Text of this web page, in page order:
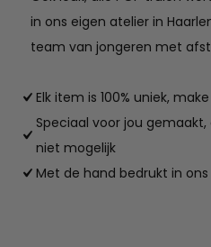
in ons eigen atelier in
team van jongeren met
Elk item is 100% uniek,
Speciaal voor jou
niet mogelijk
Met de hand bedrukt in